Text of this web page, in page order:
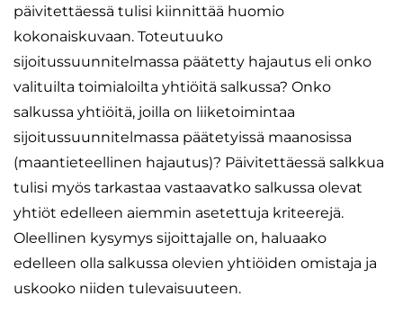
päivitettäessä tulisi kiinnittää huomio
kokonaiskuvaan. Toteutuuko
sijoitussuunnitelmassa päätetty hajautus eli onko
valituilta toimialoilta yhtiöitä salkussa? Onko
salkussa yhtiöitä, joilla on liiketoimintaa
sijoitussuunnitelmassa päätetyissä maanosissa
(maantieteellinen hajautus)? Päivitettäessä salkkua
tulisi myös tarkastaa vastaavatko salkussa olevat
yhtiöt edelleen aiemmin asetettuja kriteerejä.
Oleellinen kysymys sijoittajalle on, haluaako
edelleen olla salkussa olevien yhtiöiden omistaja ja
uskooko niiden tulevaisuuteen.